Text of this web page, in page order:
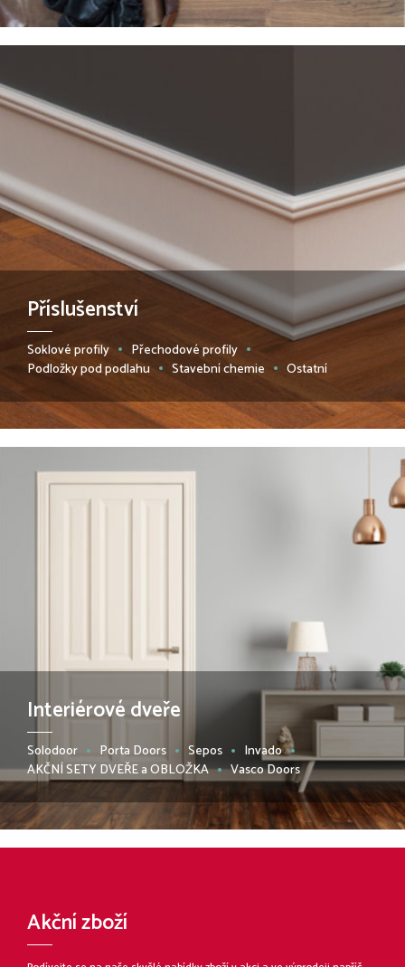
Příslušenství
Soklové profily
Přechodové profily
Podložky pod podlahu
Stavební chemie Ostatní
Interiérové dveře
Solodoor Porta Doors Sepos
Invado
AKČNÍ SETY DVEŘE a OBLOŽKA
Vasco Doors
Akční zboží